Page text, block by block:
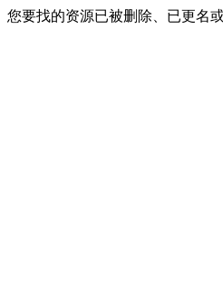
您要找的资源已被删除、已更名